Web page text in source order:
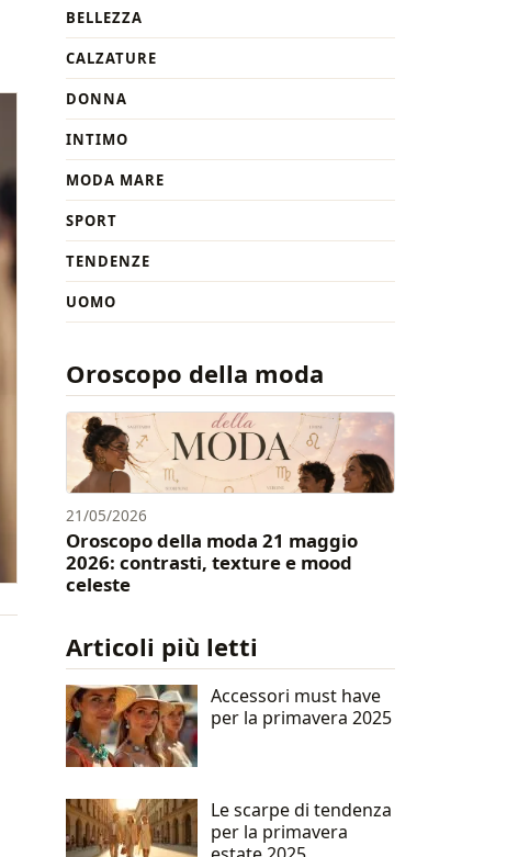
BELLEZZA
CALZATURE
DONNA
INTIMO
MODA MARE
SPORT
TENDENZE
UOMO
Oroscopo della moda
21/05/2026
Oroscopo della moda 21 maggio
2026: contrasti, texture e mood
celeste
Articoli più letti
Accessori must have
per la primavera 2025
Le scarpe di tendenza
per la primavera